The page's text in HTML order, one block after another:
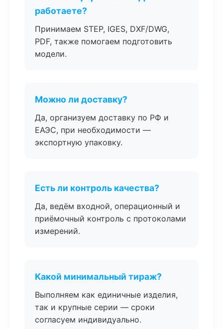
работаете?
Принимаем STEP, IGES, DXF/DWG,
PDF, также помогаем подготовить
модели.
Можно ли доставку?
Да, организуем доставку по РФ и
ЕАЭС, при необходимости —
экспортную упаковку.
Есть ли контроль качества?
Да, ведём входной, операционный и
приёмочный контроль с протоколами
измерений.
Какой минимальный тираж?
Выполняем как единичные изделия,
так и крупные серии — сроки
согласуем индивидуально.